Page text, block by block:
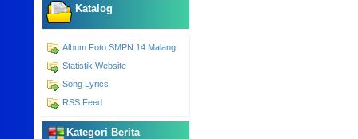
Katalog
Album Foto SMPN 14 Malang
Statistik Website
Song Lyrics
RSS Feed
Kategori Berita